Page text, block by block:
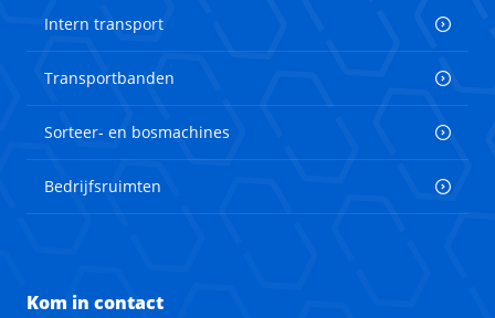
Intern transport
Transportbanden
Sorteer- en bosmachines
Bedrijfsruimten
Kom in contact